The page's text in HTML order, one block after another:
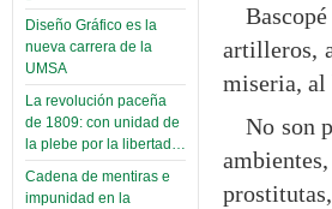
Diseño Gráfico es la
nueva carrera de la
UMSA
La revolución paceña
de 1809: con unidad de
la plebe por la libertad…
Cadena de mentiras e
impunidad en la
artilleros,
miseria, al
No son